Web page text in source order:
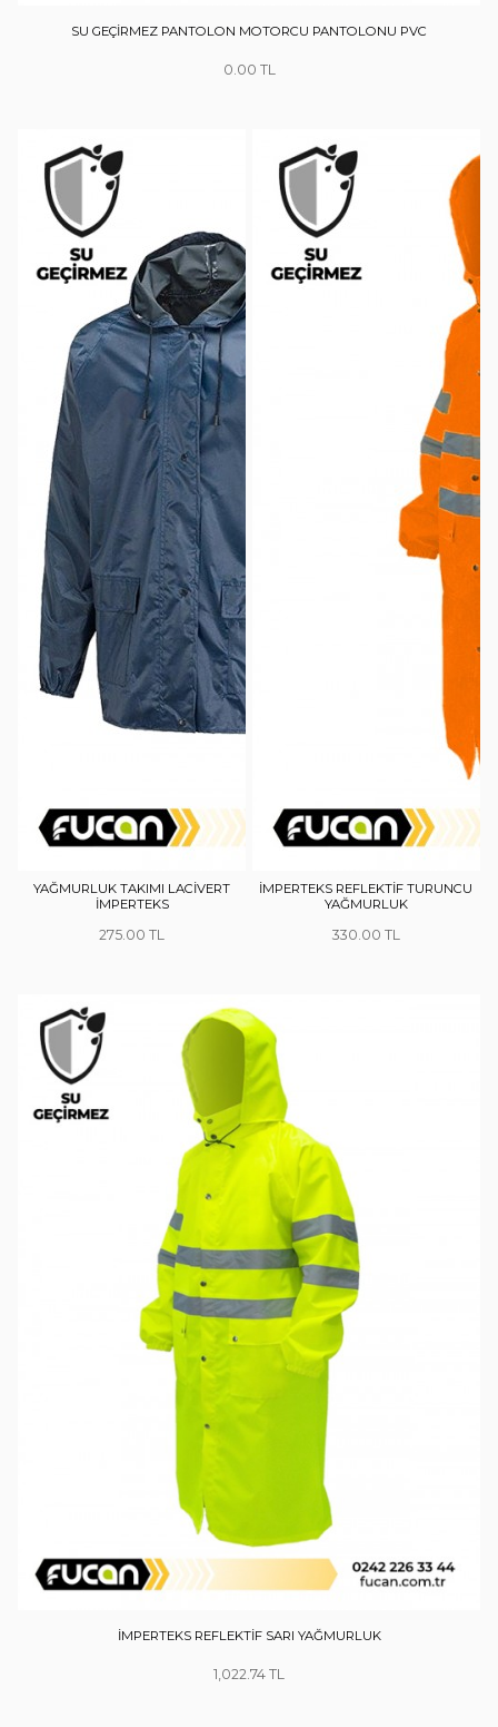
SU GEÇİRMEZ PANTOLON MOTORCU PANTOLONU PVC
0.00
YAĞMURLUK TAKIMI LACİVERT
İMPERTEKS
275.00
İMPERTEKS REFLEKTİF TURUNCU
YAĞMURLUK
330.00
İMPERTEKS REFLEKTİF SARI YAĞMURLUK
1,022.74